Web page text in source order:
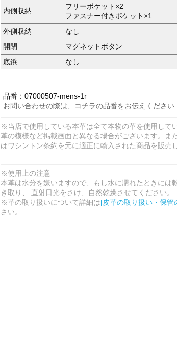
内側収納
フリーポケット×2
ファスナー付きポケット×1
外側収納
なし
開閉
マグネットボタン
底鋲
なし
品番：07000507-mens-1r
お問い合わせの際は、コチラの品番をお伝えください
※当店で使用している本革は全て本物の革を使用して
革の模様など掲載画面と異なる場合がございます。ま
はワシントン条約を元に適正に輸入された商品を販売
※使用上の注意
本革は水分を嫌いますので、もし水に濡れたときには
き取り、 直射日光をさけ、自然乾燥させてください。
※革の取り扱いについて詳細は[皮革の取り扱い・保管
さい。